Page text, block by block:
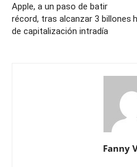
Apple, a un paso de batir
récord, tras alcanzar 3 billones
de capitalización intradía
Fanny